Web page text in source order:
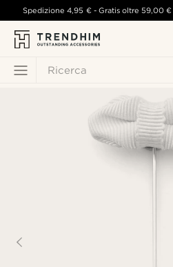
Ricerca
Spedizione4,95 €- Gratis oltre 59,00 €